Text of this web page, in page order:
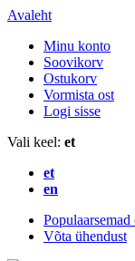
Avaleht
Minu konto
Soovikorv
Ostukorv
Vormista ost
Logi sisse
Vali keel: et
et
en
Populaarsemad
Võta ühendust